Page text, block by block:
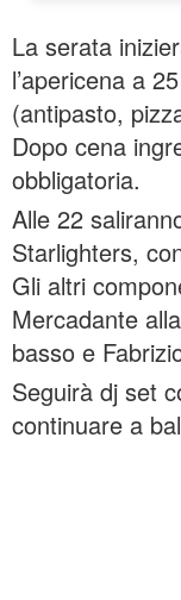
La serata
l’apericena a
(antipasto,
Dopo cena
obbligatoria.
Alle 22
Starlighters,
Gli altri
Mercadante
basso e
Seguirà dj set
continuare a